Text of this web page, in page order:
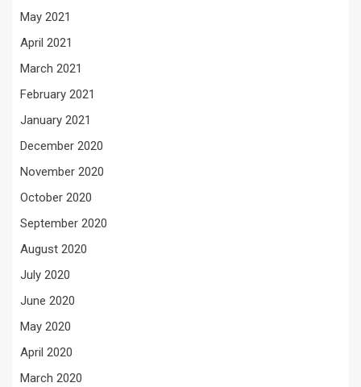
May 2021
April 2021
March 2021
February 2021
January 2021
December 2020
November 2020
October 2020
September 2020
August 2020
July 2020
June 2020
May 2020
April 2020
March 2020